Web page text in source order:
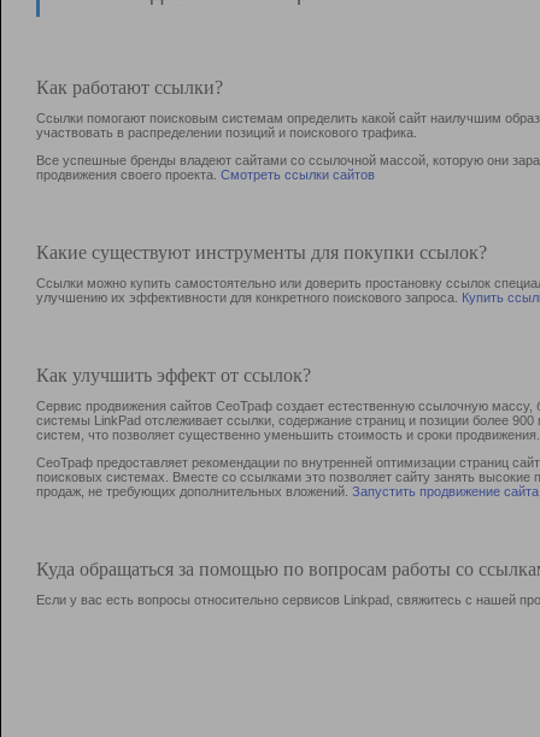
Как работают ссылки?
Ссылки помогают поисковым системам определить какой сайт наилучшим
участвовать в раcпределении позиций и поискового трафика.
Все успешные бренды владеют сайтами со ссылочной массой, которую они
продвижения своего проекта. Смотреть ссылки сайтов
Какие существуют инструменты для покупки ссылок?
Ссылки можно купить самостоятельно или доверить простановку ссылок
улучшению их эффективности для конкретного поискового запроса. Купить
Как улучшить эффект от ссылок?
Сервис продвижения сайтов СеоТраф создает естественную ссылочную
системы LinkPad отслеживает ссылки, содержание страниц и позиции более
систем, что позволяет существенно уменьшить стоимость и сроки продвижения.
СеоТраф предоставляет рекомендации по внутренней оптимизации страниц
поисковых системах. Вместе со ссылками это позволяет сайту занять
продаж, не требующих дополнительных вложений. Запустить продвижение сайта
Куда обращаться за помощью по вопросам работы со
Если у вас есть вопросы относительно сервисов Linkpad, свяжитесь с нашей